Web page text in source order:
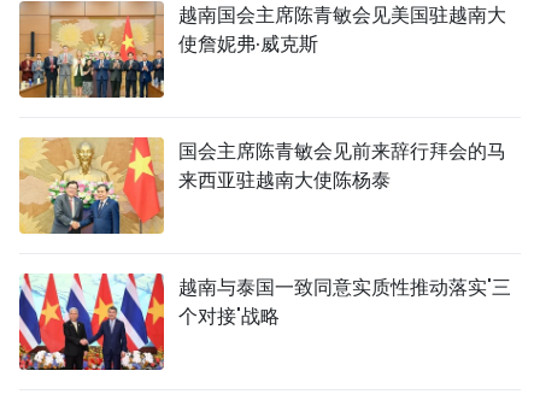
越南国会主席陈青敏会见美国驻越南大
使詹妮弗·威克斯
国会主席陈青敏会见前来辞行拜会的马
来西亚驻越南大使陈杨泰
越南与泰国一致同意实质性推动落实'三
个对接'战略